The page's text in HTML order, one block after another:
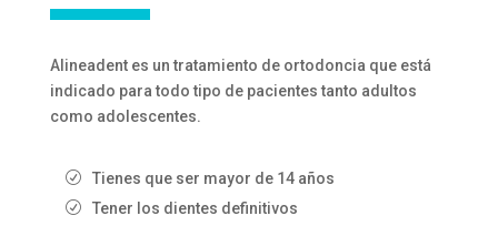
Alineadent es un tratamiento de ortodoncia que está
indicado para todo tipo de pacientes tanto adultos
como adolescentes.
Tienes que ser mayor de 14 años
Tener los dientes definitivos